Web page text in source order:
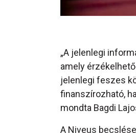
„A jelenlegi
amely
jelenlegi feszes
finanszírozható,
mondta Bagdi
A Niveus